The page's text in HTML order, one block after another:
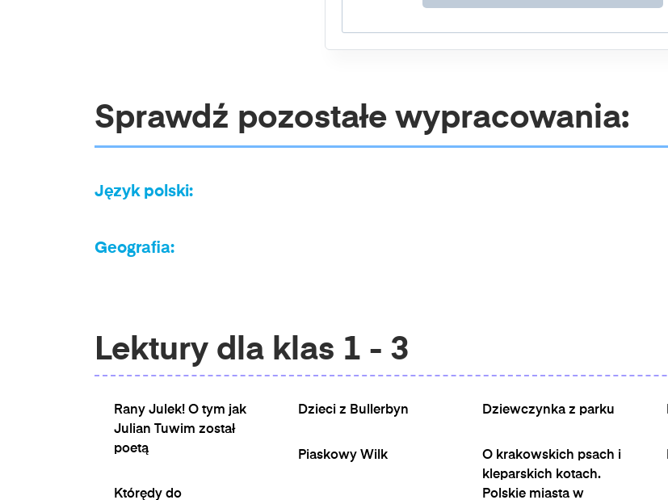
Sprawdź pozostałe wypracowania:
Język polski:
Geografia:
Lektury dla klas 1 - 3
Rany Julek! O tym jak
Julian Tuwim został
poetą
Którędy do
Dzieci z Bullerbyn
Piaskowy Wilk
Dziewczynka z parku
O krakowskich psach i
kleparskich kotach.
Polskie miasta w